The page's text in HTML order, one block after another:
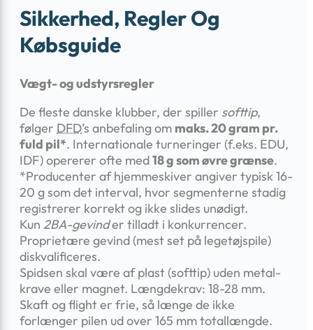
Sikkerhed, Regler Og
Købsguide
Vægt- og udstyrsregler
De fleste danske klubber, der spiller softtip,
følger DFD’s anbefaling om maks. 20 gram pr.
fuld pil*. Internationale turneringer (f.eks. EDU,
IDF) opererer ofte med18 g som øvre grænse.
*Producenter af hjemme­skiver angiver typisk 16-
20 g som det interval, hvor segmenterne stadig
registrerer korrekt og ikke slides unødigt.
Kun 2BA-gevinder tilladt i konkurrencer.
Proprietære gevind (mest set på legetøjspile)
diskvalificeres.
Spidsen skal være af plast (softtip) uden metal­
krave eller magnet. Længde­krav: 18-28 mm.
Skaft og flight er frie, så længe de ikke
forlænger pilen ud over 165 mm total­længde.